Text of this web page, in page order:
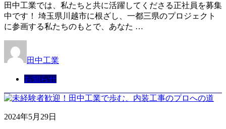
田中工業では、私たちと共に活躍してくださる正社員を募集
中です！ 埼玉県川越市に根ざし、一都三県のプロジェクト
に参画する私たちのもとで、あなた …
田中工業
お知らせ
2024年5月29日